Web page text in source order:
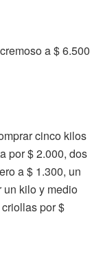
a $ 6.500
cinco kilos
por $ 2.000, dos
a $ 1.300, un
un kilo y medio
por $